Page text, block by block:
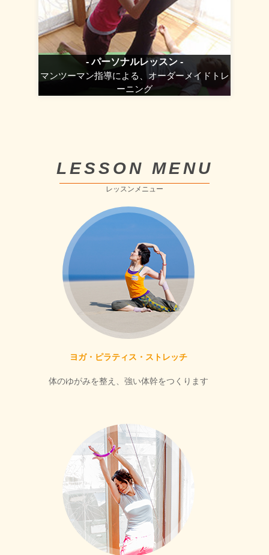
- パーソナルレッスン -
マンツーマン指導による、オーダーメイドトレ
ーニング
LESSON MENU
レッスンメニュー
ヨガ・ピラティス・ストレッチ
体のゆがみを整え、強い体幹をつくります